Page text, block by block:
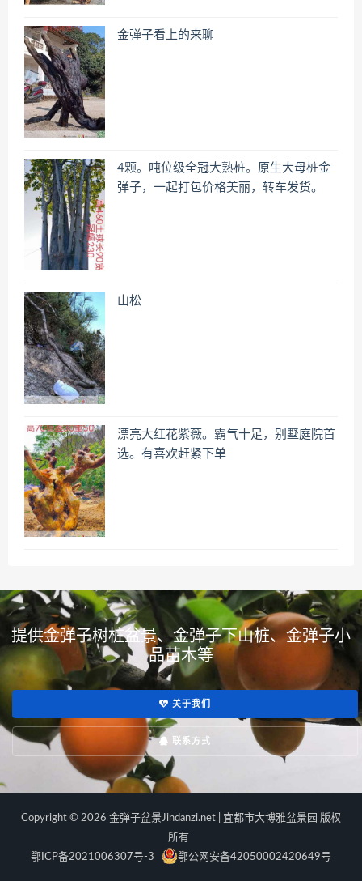
金弹子看上的来聊
4颗。吨位级全冠大熟桩。原生大母桩金
弹子，一起打包价格美丽，转车发货。
山松
漂亮大红花紫薇。霸气十足，别墅庭院首
选。有喜欢赶紧下单
提供金弹子树桩盆景、金弹子下山桩、金弹子小
品苗木等
关于我们
联系方式
Copyright © 2026 金弹子盆景Jindanzi.net | 宜都市大博雅盆景园 版权
所有
鄂ICP备2021006307号-3
鄂公网安备42050002420649号